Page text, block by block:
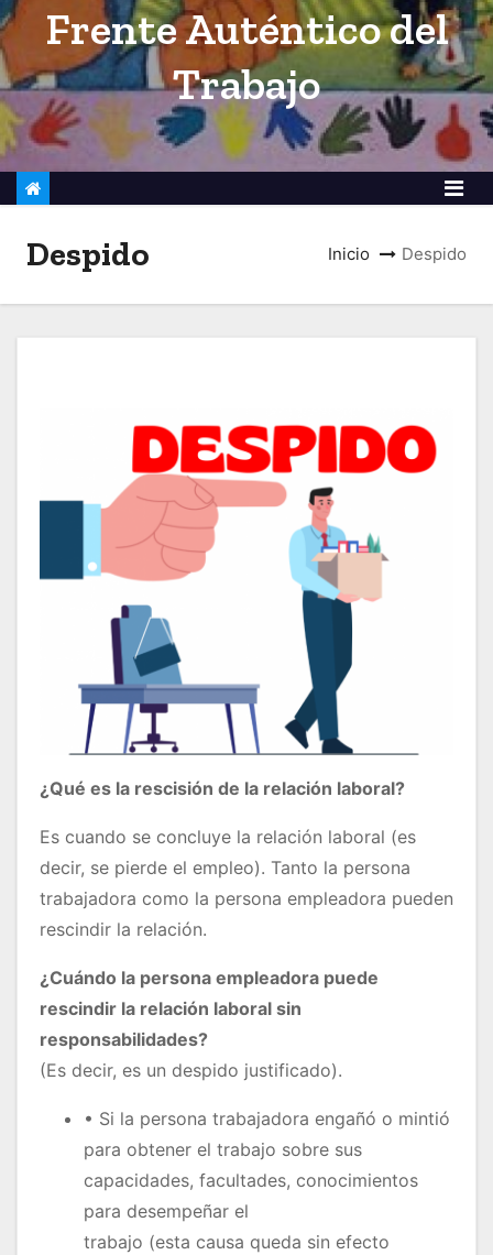
o
Frente Auténtico del
Trabajo
Despido Inicio Despido
¿Qué es la rescisión de la relación laboral?
Es cuando se concluye la relación laboral (es
decir, se pierde el empleo). Tanto la persona
trabajadora como la persona empleadora pueden
rescindir la relación.
¿Cuándo la persona empleadora puede
rescindir la relación laboral sin
responsabilidades?
(Es decir, es un despido justificado).
• Si la persona trabajadora engañó o mintió
para obtener el trabajo sobre sus
capacidades, facultades, conocimientos
para desempeñar el
trabajo (esta causa queda sin efecto